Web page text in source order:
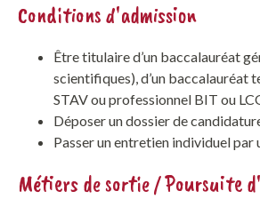
Conditions d'admission
Être titulaire d’un baccalauréat
scientifiques), d’un baccalauréat
STAV ou professionnel BIT ou
Déposer un dossier de
Passer un entretien individuel par
Métiers de sortie / Poursuite